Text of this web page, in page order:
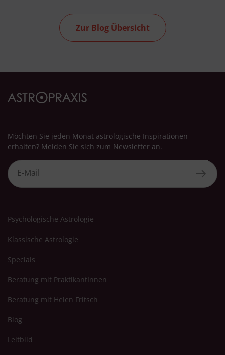
Zur Blog Übersicht
Möchten Sie jeden Monat astrologische Inspirationen
erhalten? Melden Sie sich zum Newsletter an.
Psychologische Astrologie
Klassische Astrologie
Specials
Beratung mit PraktikantInnen
Beratung mit Helen Fritsch
Blog
Leitbild